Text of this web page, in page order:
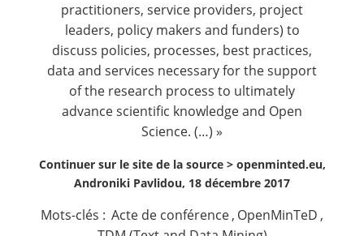
practitioners, service providers, project
leaders, policy makers and funders) to
discuss policies, processes, best practices,
data and services necessary for the support
of the research process to ultimately
advance scientific knowledge and Open
Science. (…) »
Continuer sur le site de la source > openminted.eu,
Androniki Pavlidou, 18 décembre 2017
Mots-clés : Acte de conférence, OpenMinTeD ,